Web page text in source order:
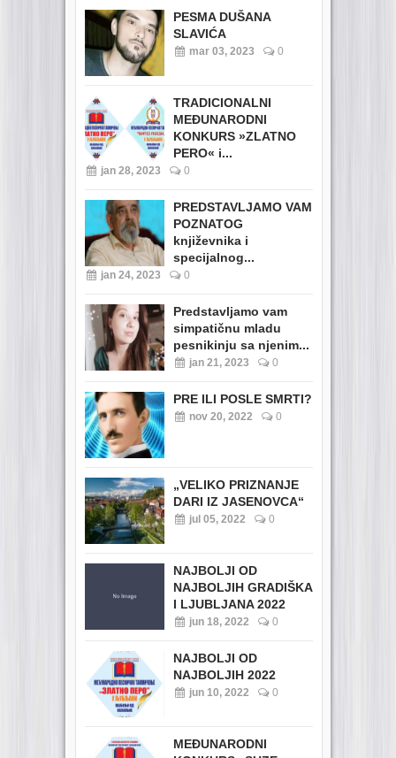
PESMA DUŠANA
SLAVIĆA
mar 03, 2023 0
TRADICIONALNI
MEĐUNARODNI
KONKURS »ZLATNO
PERO« i...
jan 28, 2023 0
PREDSTAVLJAMO VAM
POZNATOG
književnika i
specijalnog...
jan 24, 2023 0
Predstavljamo vam
simpatičnu mladu
pesnikinju sa njenim...
jan 21, 2023 0
PRE ILI POSLE SMRTI?
nov 20, 2022 0
„VELIKO PRIZNANJE
DARI IZ JASENOVCA“
jul 05, 2022 0
NAJBOLJI OD
NAJBOLJIH GRADIŠKA
I LJUBLJANA 2022
jun 18, 2022 0
NAJBOLJI OD
NAJBOLJIH 2022
jun 10, 2022 0
MEĐUNARODNI